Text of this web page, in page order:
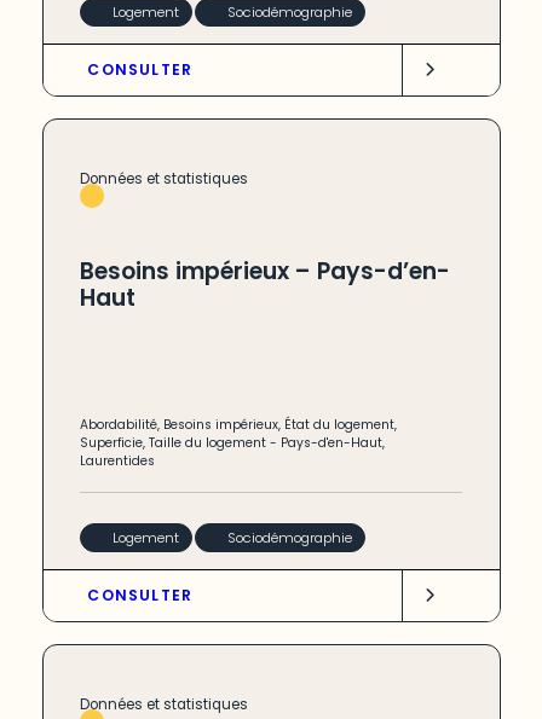
Logement Sociodémographie
CONSULTER
Données et statistiques
Besoins impérieux – Pays-d’en-
Haut
Abordabilité, Besoins impérieux, État du logement,
Superficie,Taille du logement - Pays-d'en-Haut,
Laurentides
Logement Sociodémographie
CONSULTER
Données et statistiques